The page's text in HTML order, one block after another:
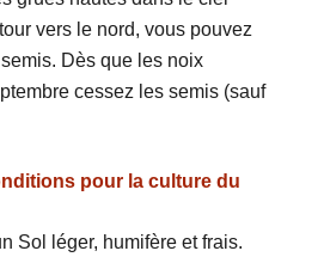
vers le nord, vous pouvez
Dès que les noix
cessez les semis (sauf
pour la culture du
Sol léger, humifère et frais.